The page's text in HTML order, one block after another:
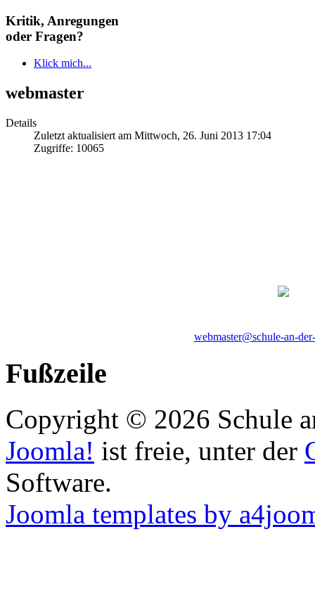
Kritik, Anregungen
oder Fragen?
Klick mich...
webmaster
Details
Zuletzt aktualisiert am Mittwoch, 26. Juni 2013 17:04
Zugriffe: 10065
webmaster@schule-an-
Fußzeile
Copyright © 2026 Schule
Joomla! ist freie, unter der
Software.
Joomla templates by